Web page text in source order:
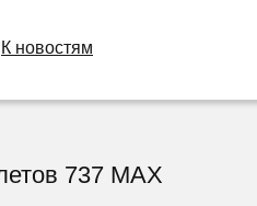
К новостям
737 MAX